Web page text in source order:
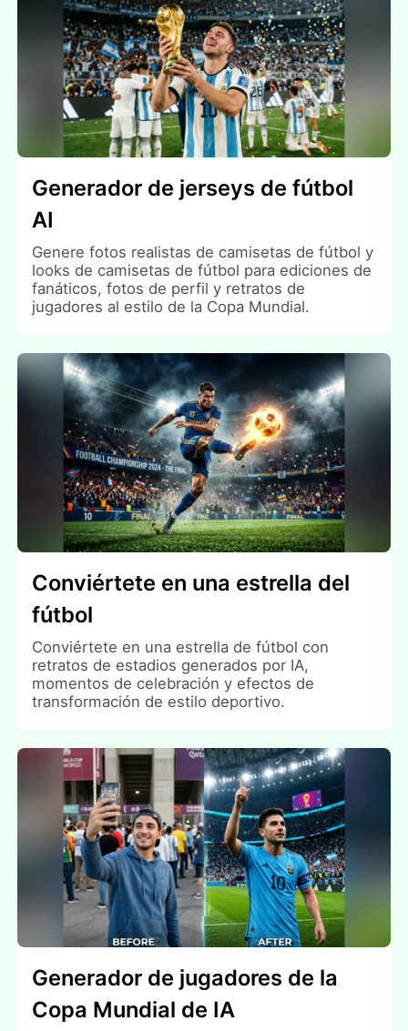
Generador de jerseys de fútbol
AI
Genere fotos realistas de camisetas de fútbol y
looks de camisetas de fútbol para ediciones de
fanáticos, fotos de perfil y retratos de
jugadores al estilo de la Copa Mundial.
Conviértete en una estrella del
fútbol
Conviértete en una estrella de fútbol con
retratos de estadios generados por IA,
momentos de celebración y efectos de
transformación de estilo deportivo.
Generador de jugadores de la
Copa Mundial de IA